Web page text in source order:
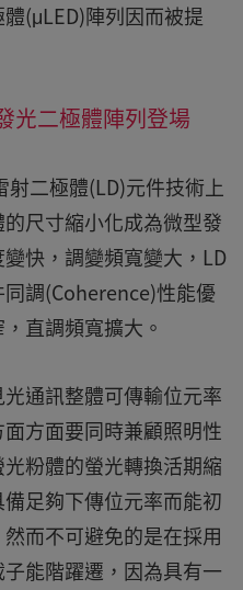
(μLED)陣列因而被提
二極體陣列登場
二極體(LD)元件技術上
尺寸縮小化成為微型發
快，調變頻寬變大，LD
調(Coherence)性能優
直調頻寬擴大。
通訊整體可傳輸位元率
方面要同時兼顧照明性
粉體的螢光轉換活期縮
足夠下傳位元率而能初
而不可避免的是在採用
能階躍遷，因為具有一